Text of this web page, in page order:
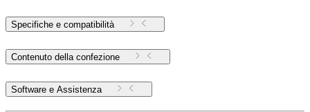
Specifiche e compatibilità
Contenuto della confezione
Software e Assistenza